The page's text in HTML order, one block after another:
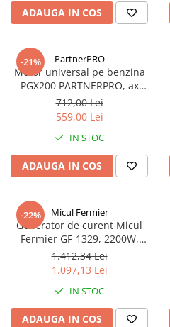
ADAUGA IN COS
-21% PartnerPRO
Motor universal pe benzina
PGX200 PARTNERPRO, ax
cilindric cu pana de 19 mm
putere 6.5 CP, 4 timpi OHV -
PartnerPRO
712,00 Lei
559,00 Lei
IN STOC
ADAUGA IN COS
-22% Micul Fermier
Generator de curent Micul
Fermier GF-1329, 2200W,
stabilizator tensiune AVR,
monofazat, benzina, alerta
nivel ulei, protectie
suprasarcina, autonomie 6
ore, 2 ulei motor 0.6L
1.412,34 Lei
1.097,13 Lei
IN STOC
ADAUGA IN COS